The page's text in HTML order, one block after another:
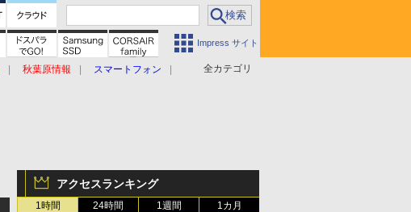
Impress サイト
全カテゴリ
秋葉原情報
スマートフォン
アクセスランキング
1時間 24時間 1週間 1カ月